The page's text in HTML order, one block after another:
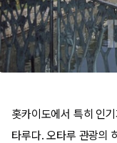
홋카이도에서 특히 인
타루다. 오타루 관광의